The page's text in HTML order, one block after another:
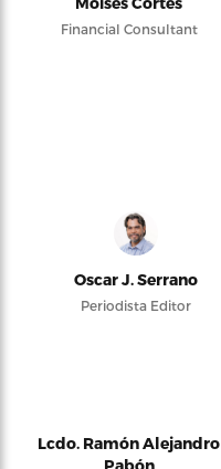
Financial Consultant
Oscar J. Serrano
Periodista Editor
Lcdo. Ramón Alejandro
Pabón